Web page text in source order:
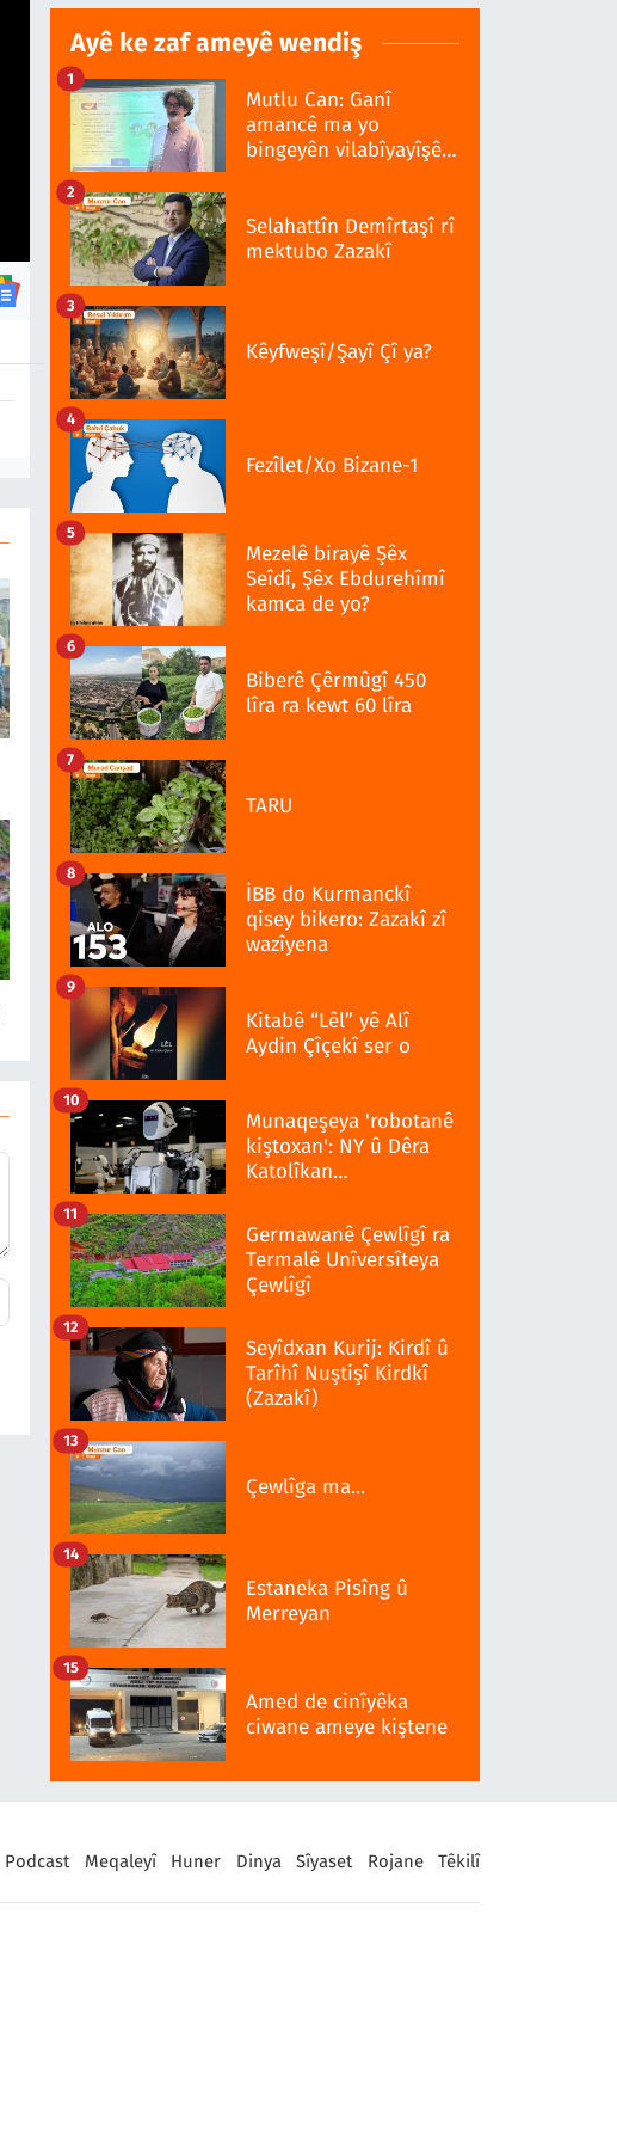
Ayê ke zaf ameyê wendiş
Mutlu Can: Ganî
amancê ma yo
bingeyên vilabîyayîşê
1
Selahattîn Demîrtaşî rî
mektubo Zazakî
2
Kêyfweşî/Şayî Çî ya?
3
Fezîlet/Xo Bizane-1
4
Mezelê birayê Şêx
Seîdî, Şêx Ebdurehîmî
kamca de yo?
5
Biberê Çêrmûgî 450
lîra ra kewt 60 lîra
6
TARU
7
İBB do Kurmanckî
qisey bikero: Zazakî zî
wazîyena
8
Kitabê “Lêl” yê Alî
Aydin Çîçekî ser o
9
Munaqeşeya 'robotanê
kiştoxan': NY û Dêra
Katolîkan
10
Germawanê Çewlîgî ra
Termalê Unîversîteya
Çewlîgî
11
Seyîdxan Kurij: Kirdî û
Tarîhî Nuştişî Kirdkî
(Zazakî)
12
Çewlîga ma...
13
Estaneka Pisîng û
Merreyan
14
Amed de cinîyêka
ciwane ameye kiştene
15
Podcast Meqaleyî Huner Dinya Sîyaset Rojane Têkilî